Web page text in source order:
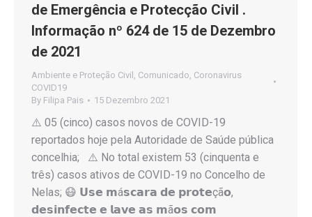
de Emergência e Protecção Civil .
Informação nº 624 de 15 de Dezembro
de 2021
Ambiente e Proteção Civil Comunicado Coronavirus
COVID19
By Filipa Pais 15 Dezembro 2021
⚠️ 05 (cinco) casos novos de COVID-19
reportados hoje pela Autoridade de Saúde pública
concelhia; ⚠️ No total existem 53 (cinquenta e
três) casos ativos de COVID-19 no Concelho de
Nelas; 😷 𝗨𝘀𝗲 𝗺á𝘀𝗰𝗮𝗿𝗮 𝗱𝗲 𝗽𝗿𝗼𝘁𝗲çã𝗼,
𝗱𝗲𝘀𝗶𝗻𝗳𝗲𝗰𝘁𝗲 𝗲 𝗹𝗮𝘃𝗲 𝗮𝘀 𝗺ã𝗼𝘀 𝗰𝗼𝗺